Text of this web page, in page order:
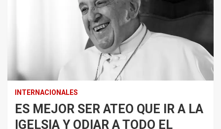
INTERNACIONALES
ES MEJOR SER ATEO QUE IR A LA
IGELSIA Y ODIAR A TODO EL